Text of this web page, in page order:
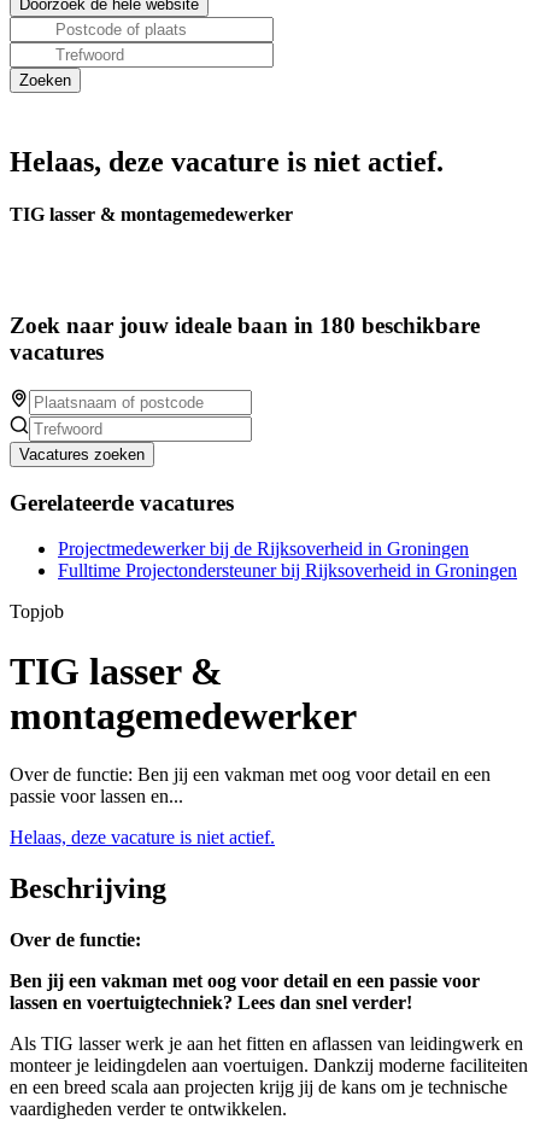
Helaas, deze vacature is niet actief.
TIG lasser & montagemedewerker
Zoek naar jouw ideale baan in 180 beschikbare
vacatures
Vacatures zoeken
Gerelateerde vacatures
Projectmedewerker bij de Rijksoverheid in Groningen
Fulltime Projectondersteuner bij Rijksoverheid in Groningen
Topjob
TIG lasser &
montagemedewerker
Over de functie: Ben jij een vakman met oog voor detail en een
passie voor lassen en...
Helaas, deze vacature is niet actief.
Beschrijving
Over de functie:
Ben jij een vakman met oog voor detail en een passie voor
lassen en voertuigtechniek? Lees dan snel verder!
Als TIG lasser werk je aan het fitten en aflassen van leidingwerk en
monteer je leidingdelen aan voertuigen. Dankzij moderne faciliteiten
en een breed scala aan projecten krijg jij de kans om je technische
vaardigheden verder te ontwikkelen.